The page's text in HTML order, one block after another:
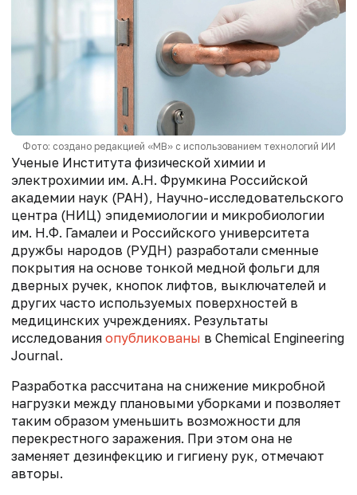
Фото: создано редакцией «МВ» с использованием технологий ИИ
Ученые Института физической химии и
электрохимии им. А.Н. Фрумкина Российской
академии наук (РАН), Научно-исследовательского
центра (НИЦ) эпидемиологии и микробиологии
им. Н.Ф. Гамалеи и Российского университета
дружбы народов (РУДН) разработали сменные
покрытия на основе тонкой медной фольги для
дверных ручек, кнопок лифтов, выключателей и
других часто используемых поверхностей в
медицинских учреждениях. Результаты
исследования опубликованы в Chemical Engineering
Journal.
Разработка рассчитана на снижение микробной
нагрузки между плановыми уборками и позволяет
таким образом уменьшить возможности для
перекрестного заражения. При этом она не
заменяет дезинфекцию и гигиену рук, отмечают
авторы.